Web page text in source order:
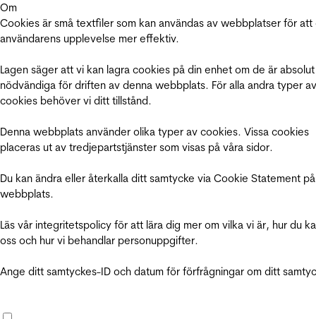
Om
Cookies är små textfiler som kan användas av webbplatser för att
användarens upplevelse mer effektiv.
Lagen säger att vi kan lagra cookies på din enhet om de är absolut
nödvändiga för driften av denna webbplats. För alla andra typer av
cookies behöver vi ditt tillstånd.
Denna webbplats använder olika typer av cookies. Vissa cookies
placeras ut av tredjepartstjänster som visas på våra sidor.
Du kan ändra eller återkalla ditt samtycke via Cookie Statement
webbplats.
Läs vår integritetspolicy för att lära dig mer om vilka vi är, hur du
oss och hur vi behandlar personuppgifter.
Ange ditt samtyckes-ID och datum för förfrågningar om ditt